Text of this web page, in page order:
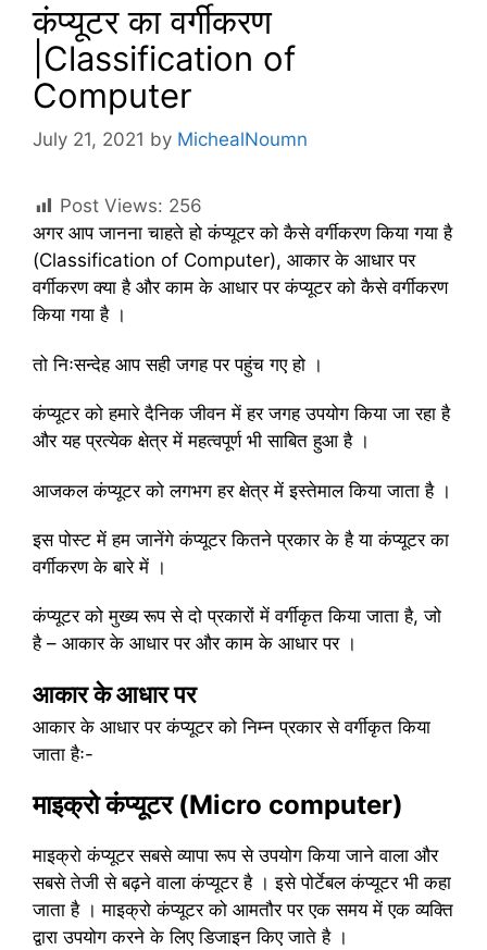
कंप्यूटर का वर्गीकरण
|Classification of
Computer
July 21, 2021 by MichealNoumn
Post Views: 256
अगर आप जानना चाहते हो कंप्यूटर को कैसे वर्गीकरण किया गया है
(Classification of Computer), आकार के आधार पर
वर्गीकरण क्या है और काम के आधार पर कंप्यूटर को कैसे वर्गीकरण
किया गया है ।
तो निःसन्देह आप सही जगह पर पहुंच गए हो ।
कंप्यूटर को हमारे दैनिक जीवन में हर जगह उपयोग किया जा रहा है
और यह प्रत्येक क्षेत्र में महत्वपूर्ण भी साबित हुआ है ।
आजकल कंप्यूटर को लगभग हर क्षेत्र में इस्तेमाल किया जाता है ।
इस पोस्ट में हम जानेंगे कंप्यूटर कितने प्रकार के है या कंप्यूटर का
वर्गीकरण के बारे में ।
कंप्यूटर को मुख्य रूप से दो प्रकारों में वर्गीकृत किया जाता है, जो
है – आकार के आधार पर और काम के आधार पर ।
आकार के आधार पर
आकार के आधार पर कंप्यूटर को निम्न प्रकार से वर्गीकृत किया
जाता हैः-
माइक्रो कंप्यूटर (Micro computer)
माइक्रो कंप्यूटर सबसे व्यापा रूप से उपयोग किया जाने वाला और
सबसे तेजी से बढ़ने वाला कंप्यूटर है । इसे पोर्टेबल कंप्यूटर भी कहा
जाता है । माइक्रो कंप्यूटर को आमतौर पर एक समय में एक व्यक्ति
द्वारा उपयोग करने के लिए डिजाइन किए जाते है ।